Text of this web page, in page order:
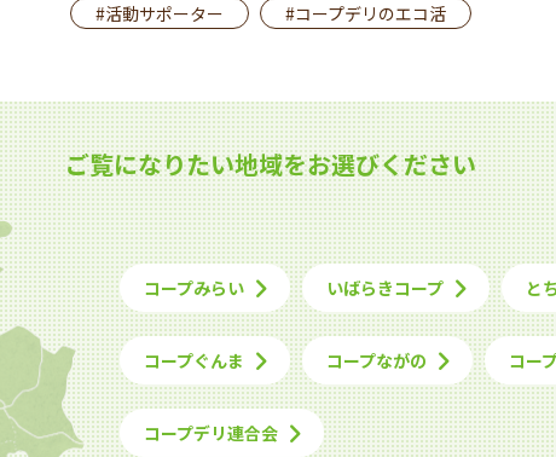
#活動サポーター #コープデリのエコ活
ご覧になりたい地域をお選びください
コープみらい いばらきコープ と
コープぐんま コープながの コー
コープデリ連合会